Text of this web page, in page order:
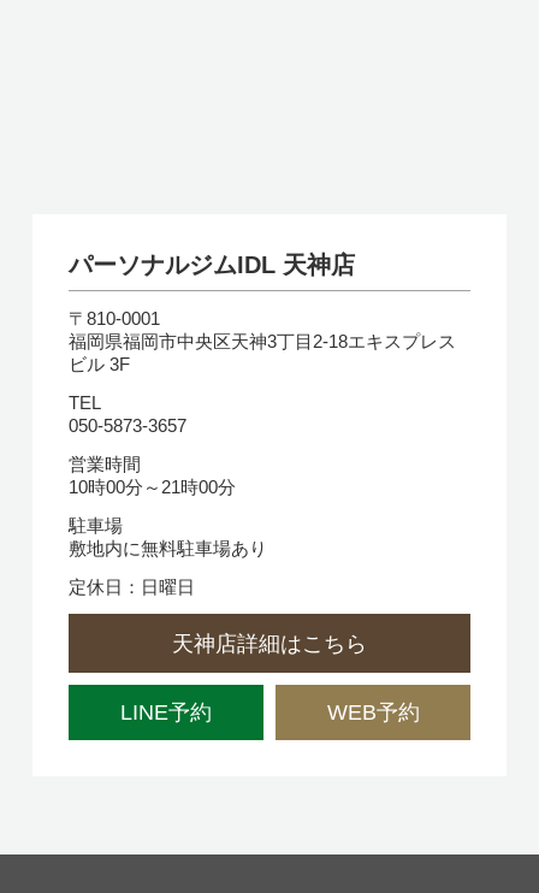
パーソナルジムIDL 天神店
〒810-0001
福岡県福岡市中央区天神3丁目2-18エキスプレス
ビル 3F
TEL
050-5873-3657
営業時間
10時00分～21時00分
駐車場
敷地内に無料駐車場あり
定休日：日曜日
天神店詳細はこちら
LINE予約 WEB予約